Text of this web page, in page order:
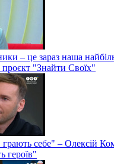
– це зараз наша
"Знайти Своїх"
себе" – Олексій
героїв"